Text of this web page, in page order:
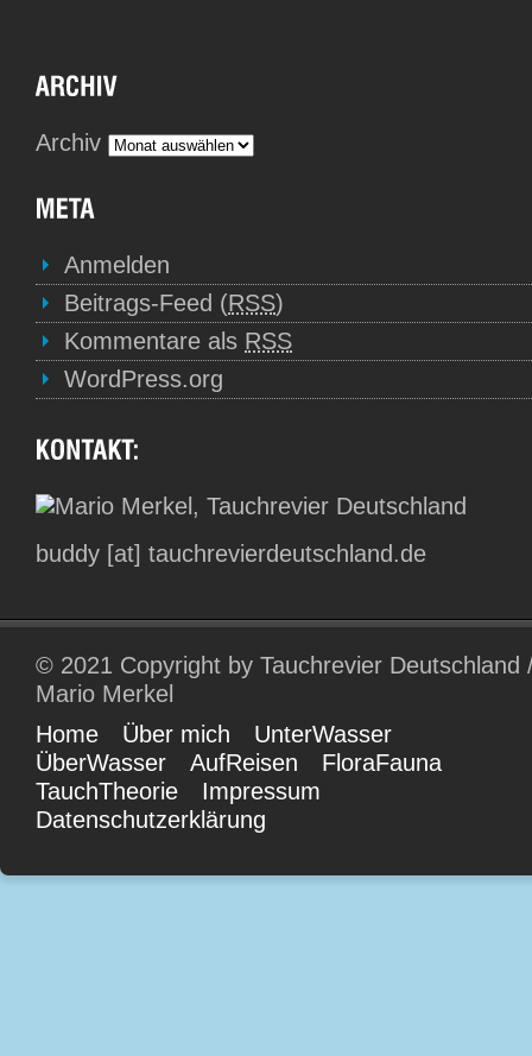
Archiv
Anmelden
Beitrags-Feed (RSS)
Kommentare als RSS
WordPress.org
buddy [at] tauchrevierdeutschland.de
© 2021 Copyright by Tauchrevier Deutschland
Mario Merkel
Home
Über mich
UnterWasser
ÜberWasser
AufReisen
FloraFauna
TauchTheorie
Impressum
Datenschutzerklärung